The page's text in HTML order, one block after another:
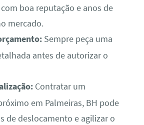
boa reputação e anos de
mercado.
Sempre peça uma
antes de autorizar o
Contratar um
em Palmeiras, BH pode
de deslocamento e agilizar o